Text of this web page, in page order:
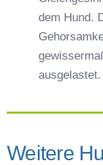
dem Hund.
ausgelastet.
Weitere